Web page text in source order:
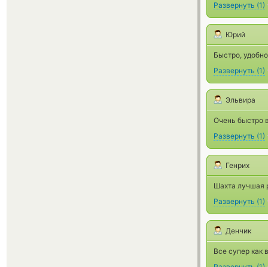
Развернуть (1)
Юрий
Быстро,
Развернуть (1)
Эльвира
Очень быстро
Развернуть (1)
Генрих
Шахта лучшая
Развернуть (1)
Денчик
Все супер как